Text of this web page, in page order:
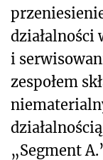
działalności
i
zespołem
„Segment